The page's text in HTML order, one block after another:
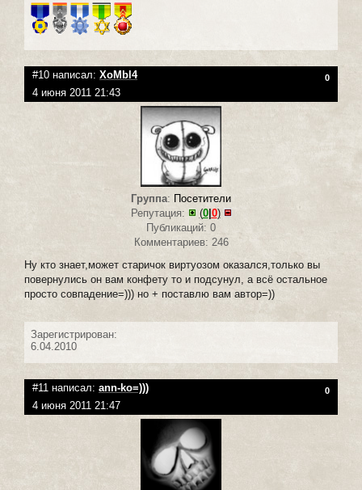
#10 написал: XoMbl4 0
4 июня 2011 21:43
Группа: Посетители
Репутация:
(0| 0)
Публикаций: 0
Комментариев: 246
Ну кто знает,может старичок виртуозом оказался,только вы
повернулись он вам конфету то и подсунул, а всё остальное
просто совпадение=))) но + поставлю вам автор=))
Зарегистрирован:
6.04.2010
#11 написал: ann-ko=))) 0
4 июня 2011 21:47